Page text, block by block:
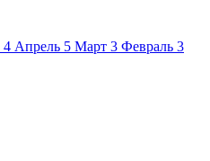
4 Апрель 5 Март 3 Февраль 3